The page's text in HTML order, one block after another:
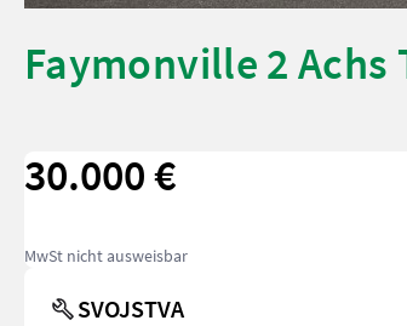
Faymonville 2 Achs
30.000 €
MwSt nicht ausweisbar
SVOJSTVA